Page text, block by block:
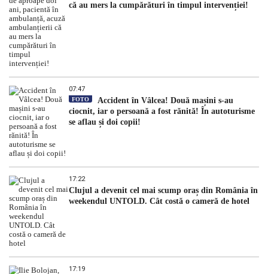
că au mers la cumpărături în timpul intervenției!
07:47
FOTO
Accident în Vâlcea! Două mașini s-au
ciocnit, iar o persoană a fost rănită! În autoturisme
se aflau și doi copii!
17:22
Clujul a devenit cel mai scump oraș din România în
weekendul UNTOLD. Cât costă o cameră de hotel
17:19